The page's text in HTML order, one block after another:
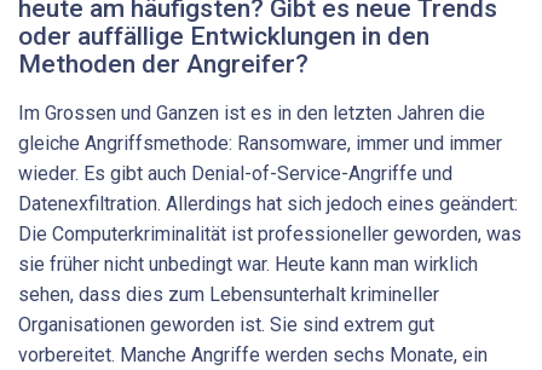
heute am häufigsten? Gibt es neue Trends
oder auffällige Entwicklungen in den
Methoden der Angreifer?
Im Grossen und Ganzen ist es in den letzten Jahren die
gleiche Angriffsmethode: Ransomware, immer und immer
wieder. Es gibt auch Denial-of-Service-Angriffe und
Datenexfiltration. Allerdings hat sich jedoch eines geändert:
Die Computerkriminalität ist professioneller geworden, was
sie früher nicht unbedingt war. Heute kann man wirklich
sehen, dass dies zum Lebensunterhalt krimineller
Organisationen geworden ist. Sie sind extrem gut
vorbereitet. Manche Angriffe werden sechs Monate, ein